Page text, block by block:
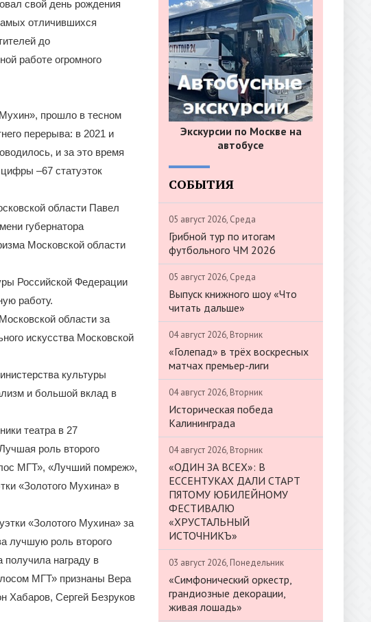
свой день рождения
отличившихся
до
работе огромного
прошло в тесном
перерыва: в 2021 и
и за это время
–67 статуэток
области Павел
губернатора
Московской области
Российской Федерации
работу.
области за
искусства Московской
культуры
и большой вклад в
театра в 27
роль второго
МГТ», «Лучший помреж»,
«Золотого Мухина» в
«Золотого Мухина» за
лучшую роль второго
получила награду в
МГТ» признаны Вера
Хабаров, Сергей Безруков
Экскурсии по Москве на
автобусе
СОБЫТИЯ
05 август 2026, Среда
Грибной тур по итогам
футбольного ЧМ 2026
05 август 2026, Среда
Выпуск книжного шоу «Что
читать дальше»
04 август 2026, Вторник
«Голепад» в трёх воскресных
матчах премьер-лиги
04 август 2026, Вторник
Историческая победа
Калининграда
04 август 2026, Вторник
«ОДИН ЗА ВСЕХ»: В
ЕССЕНТУКАХ ДАЛИ СТАРТ
ПЯТОМУ ЮБИЛЕЙНОМУ
ФЕСТИВАЛЮ
«ХРУСТАЛЬНЫЙ
ИСТОЧНИКЪ»
03 август 2026, Понедельник
«Симфонический оркестр,
грандиозные декорации,
живая лошадь»